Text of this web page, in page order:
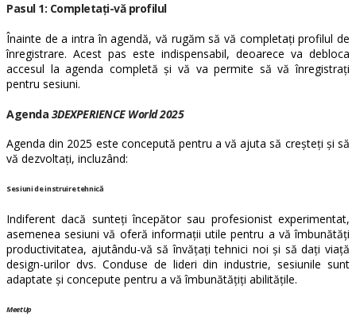
Pasul 1: Completați-vă profilul
Înainte de a intra în agendă, vă rugăm să vă completați profilul de
înregistrare. Acest pas este indispensabil, deoarece va debloca
accesul la agenda completă și vă va permite să vă înregistrați
pentru sesiuni.
Agenda 3DEXPERIENCE World 2025
Agenda din 2025 este concepută pentru a vă ajuta să creșteți și să
vă dezvoltați, incluzând:
Sesiuni de instruire tehnică
Indiferent dacă sunteți începător sau profesionist experimentat,
asemenea sesiuni vă oferă informații utile pentru a vă îmbunătăți
productivitatea, ajutându-vă să învățați tehnici noi și să dați viață
design-urilor dvs. Conduse de lideri din industrie, sesiunile sunt
adaptate și concepute pentru a vă îmbunătățiți abilitățile.
MeetUp